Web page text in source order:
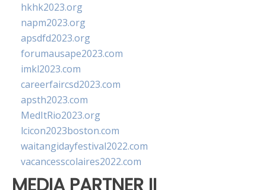
hkhk2023.org
napm2023.org
apsdfd2023.org
forumausape2023.com
imkl2023.com
careerfaircsd2023.com
apsth2023.com
MedItRio2023.org
lcicon2023boston.com
waitangidayfestival2022.com
vacancesscolaires2022.com